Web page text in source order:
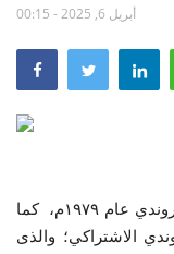
الصفحة الرئيسية
منتدى ناصر الدولي
مدرسة الطليعة الوطنية
مصر
أبريل 6, 2025 - 00:15
كان نتارياميرا أحد أعضاء الحركة الطلابية ببوروندي عام ١٩٧٩م، كما
الاشتراكي؛ والذى